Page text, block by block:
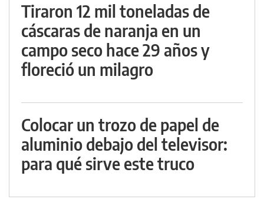
Tiraron 12 mil toneladas de
cáscaras de naranja en un
campo seco hace 29 años y
floreció un milagro
Colocar un trozo de papel de
aluminio debajo del televisor:
para qué sirve este truco